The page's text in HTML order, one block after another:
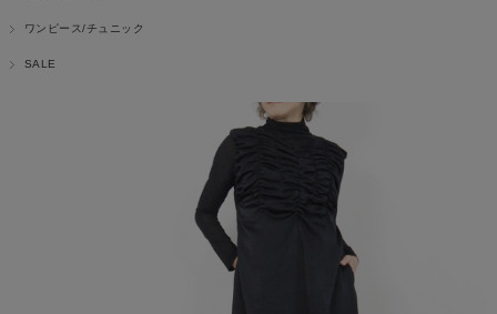
ワンピース/チュニック
SALE